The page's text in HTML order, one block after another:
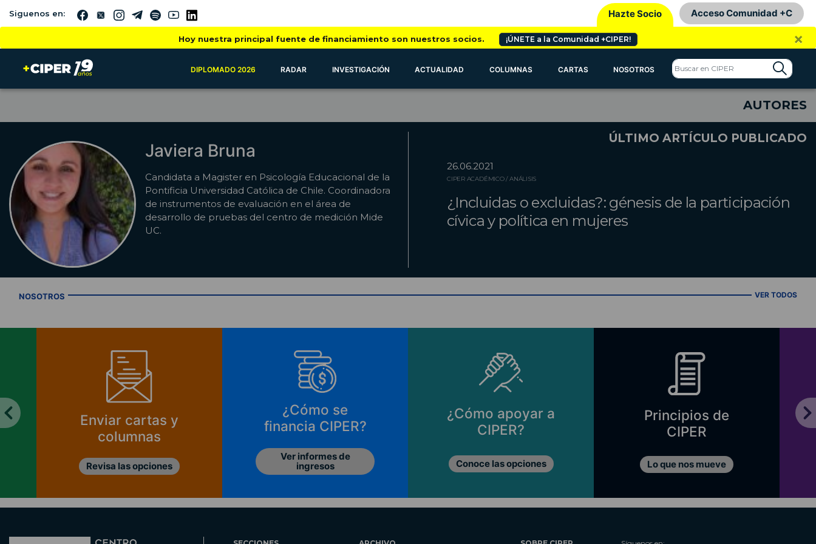
Siguenos en: Hazte Socio Acceso Comunidad +C
Hoy nuestra principal fuente de financiamiento son nuestros socios. ¡ÚNETE a la Comunidad +CIPER! ×
DIPLOMADO 2026 RADAR INVESTIGACIÓN ACTUALIDAD COLUMNAS CARTAS NOSOTROS
AUTORES
Javiera Bruna
Candidata a Magister en Psicología Educacional de la
Pontificia Universidad Católica de Chile. Coordinadora
de instrumentos de evaluación en el área de
desarrollo de pruebas del centro de medición Mide
UC.
ÚLTIMO ARTÍCULO PUBLICADO
26.06.2021
CIPER ACADÉMICO / ANÁLISIS
¿Incluidas o excluidas?: génesis de la participación
cívica y política en mujeres
NOSOTROS VER TODOS
Enviar cartas y
columnas
Revisa las opciones
¿Cómo se
financia CIPER?
Ver informes de
ingresos
¿Cómo apoyar a
CIPER?
Conoce las opciones
Principios de
CIPER
Lo que nos mueve